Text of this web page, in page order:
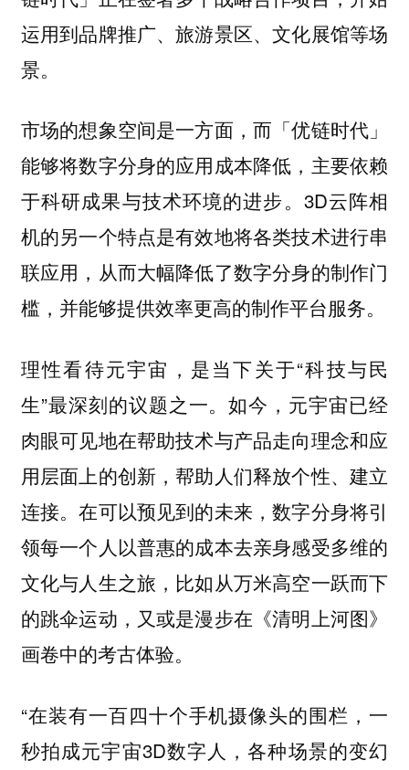
运用到品牌推广、旅游景区、文化展馆等场
景。
市场的想象空间是一方面，而「优链时代」
能够将数字分身的应用成本降低，主要依赖
于科研成果与技术环境的进步。3D云阵相
机的另一个特点是有效地将各类技术进行串
联应用，从而大幅降低了数字分身的制作门
槛，并能够提供效率更高的制作平台服务。
理性看待元宇宙，是当下关于“科技与民
生”最深刻的议题之一。如今，元宇宙已经
肉眼可见地在帮助技术与产品走向理念和应
用层面上的创新，帮助人们释放个性、建立
连接。在可以预见到的未来，数字分身将引
领每一个人以普惠的成本去亲身感受多维的
文化与人生之旅，比如从万米高空一跃而下
的跳伞运动，又或是漫步在《清明上河图》
画卷中的考古体验。
“在装有一百四十个手机摄像头的围栏，一
秒拍成元宇宙3D数字人，各种场景的变幻